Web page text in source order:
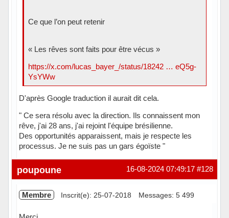
Ce que l’on peut retenir
« Les rêves sont faits pour être vécus »
https://x.com/lucas_bayer_/status/18242 … eQ5g-
YsYWw
D'après Google traduction il aurait dit cela.
" Ce sera résolu avec la direction. Ils connaissent mon
rêve, j'ai 28 ans, j'ai rejoint l'équipe brésilienne.
Des opportunités apparaissent, mais je respecte les
processus. Je ne suis pas un gars égoïste "
Hors ligne #128
16-08-2024 07:49:17
poupoune
Membre Inscrit(e): 25-07-2018 Messages: 5 499